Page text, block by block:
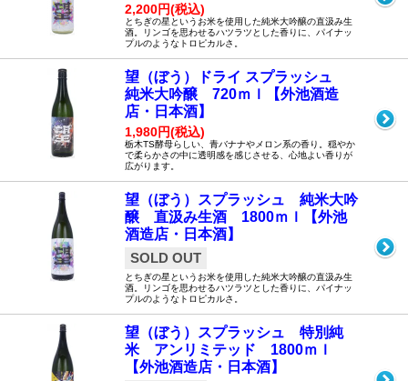
2,200円(税込)
とちぎの星というお米を使用した純米大吟醸の直汲み生
酒。リンゴを思わせるハツラツとした香りに、パイナッ
プルのようなトロピカルさ。
望（ぼう）ドライ スプラッシュ
純米大吟醸 720ｍｌ【外池酒造
店・日本酒】
1,980円(税込)
栃木TS酵母らしい、青バナナやメロン系の香り。穏やか
で柔らかさの中に透明感を感じさせる、心地よい香りが
広がります。
望（ぼう）スプラッシュ 純米大吟
醸 直汲み生酒 1800ｍｌ【外池
酒造店・日本酒】
SOLD OUT
とちぎの星というお米を使用した純米大吟醸の直汲み生
酒。リンゴを思わせるハツラツとした香りに、パイナッ
プルのようなトロピカルさ。
望（ぼう）スプラッシュ 特別純
米 アンリミテッド 1800ｍｌ
【外池酒造店・日本酒】